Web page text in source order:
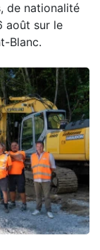
de nationalité
août sur le
Blanc.